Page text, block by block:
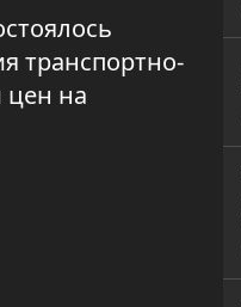
транспортно-
цен на